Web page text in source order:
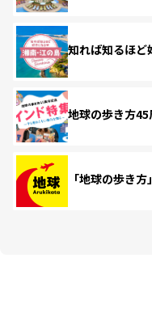
知れば知るほど
地球の歩き方
「地球の歩き